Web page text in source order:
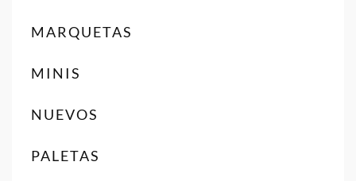
MARQUETAS
MINIS
NUEVOS
PALETAS